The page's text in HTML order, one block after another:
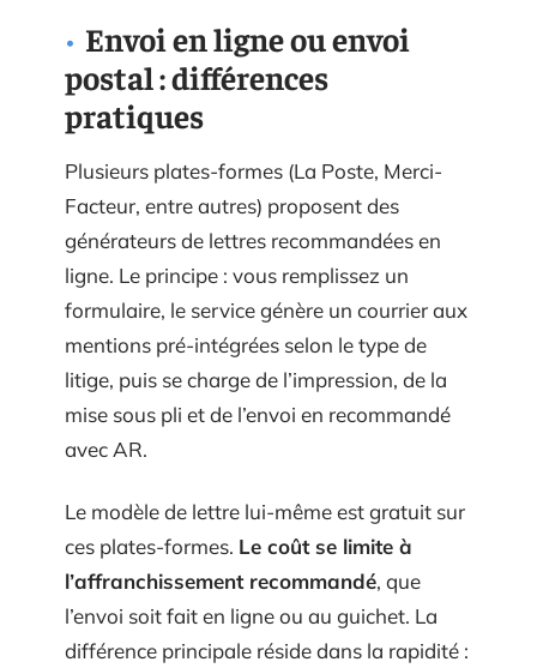
Envoi en ligne ou envoi
postal : différences
pratiques
Plusieurs plates-formes (La Poste, Merci-
Facteur, entre autres) proposent des
générateurs de lettres recommandées en
ligne. Le principe : vous remplissez un
formulaire, le service génère un courrier aux
mentions pré-intégrées selon le type de
litige, puis se charge de l’impression, de la
mise sous pli et de l’envoi en recommandé
avec AR.
Le modèle de lettre lui-même est gratuit sur
ces plates-formes. Le coût se limite à
l’affranchissement recommandé, que
l’envoi soit fait en ligne ou au guichet. La
différence principale réside dans la rapidité :